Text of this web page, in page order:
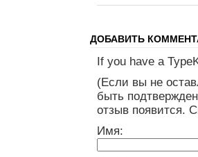
ДОБАВИТЬ
If you have a
(Если вы не
быть
отзыв появится.
Имя: